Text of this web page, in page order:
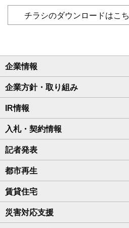
チラシのダウンロードはこ
企業情報
企業方針・取り組み
IR情報
入札・契約情報
記者発表
都市再生
賃貸住宅
災害対応支援